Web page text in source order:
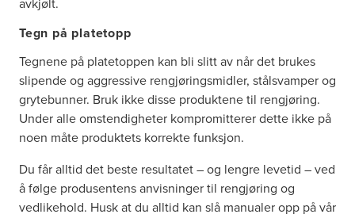
avkjølt.
Tegn på platetopp
Tegnene på platetoppen kan bli slitt av når det brukes
slipende og aggressive rengjøringsmidler, stålsvamper og
grytebunner. Bruk ikke disse produktene til rengjøring.
Under alle omstendigheter kompromitterer dette ikke på
noen måte produktets korrekte funksjon.
Du får alltid det beste resultatet – og lengre levetid – ved
å følge produsentens anvisninger til rengjøring og
vedlikehold. Husk at du alltid kan slå manualer opp på vår